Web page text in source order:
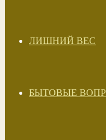
ЛИШНИЙ ВЕС
БЫТОВЫЕ